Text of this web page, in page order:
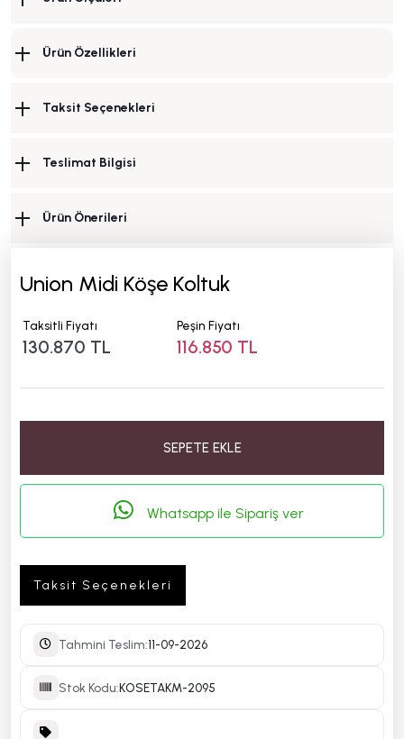
Ürün Özellikleri
Taksit Seçenekleri
Teslimat Bilgisi
Ürün Önerileri
Union Midi Köşe Koltuk
Taksitli Fiyatı
130.870 TL
Peşin Fiyatı
116.850 TL
SEPETE EKLE
Whatsapp ile Sipariş ver
Taksit Seçenekleri
Tahmini Teslim:11-09-2026
Stok Kodu:KOSETAKM-2095